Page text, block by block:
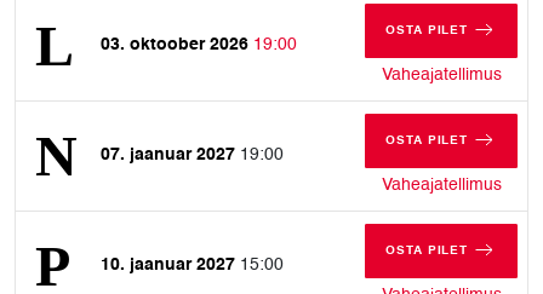
03. oktoober 2026 19:00
OSTA PILET
Vaheajatellimus
07. jaanuar 2027 19:00
OSTA PILET
Vaheajatellimus
10. jaanuar 2027 15:00
OSTA PILET